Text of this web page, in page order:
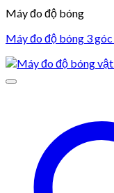
Máy đo độ bóng
Máy đo độ bóng 3